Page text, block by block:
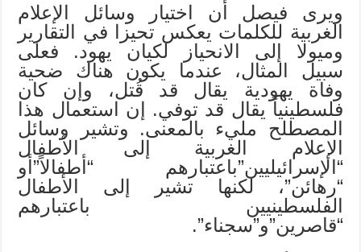
ويرى فيصل أن اختيار وسائل الإعلام
الغربية للكلمات يعكس تحيزا في التقارير
وميولا إلى الانحياز لكيان يهود. فعلى
سبيل المثال، عندما يكون هناك ضحية
وفاة يهودية يقال قد قُتل، وإن كان
فلسطينياً يقال قد توفي. إن استعمال هذا
المصطلح مليء بالمعنى. وتشير وسائل
الإعلام الغربية إلى الأطفال
“الإسرائيليين”باعتبارهم “أطفالاً”أو
“رهائن”، لكنها تشير إلى الأطفال
الفلسطينيين باعتبارهم
“قاصرين”و”سجناء”.